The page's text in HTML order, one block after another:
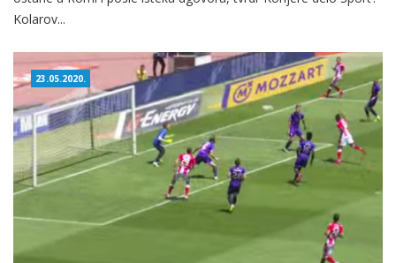
Kolarov...
23.05.2020.